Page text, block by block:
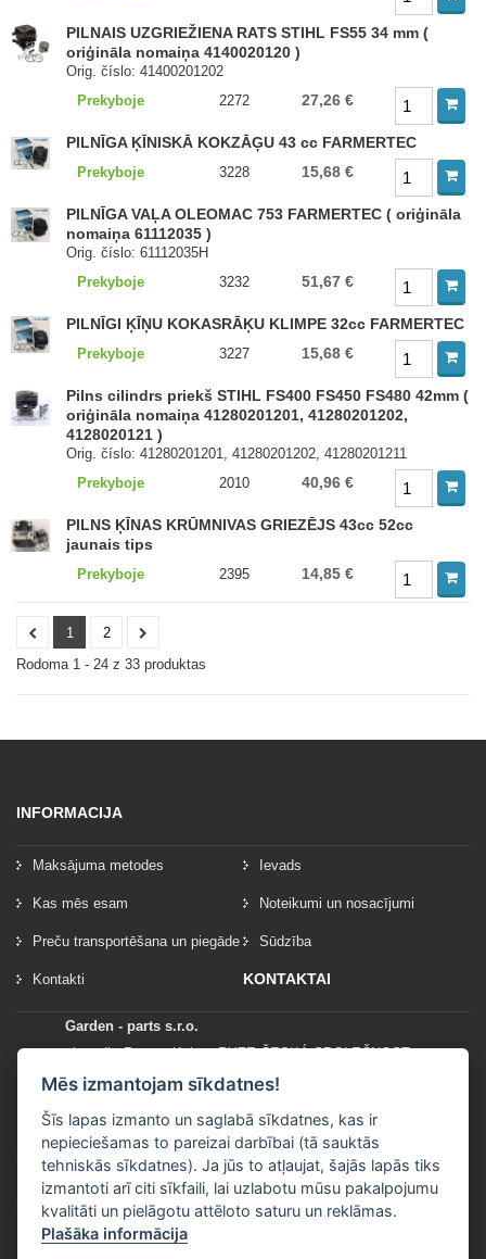
PILNAIS UZGRIEŽIENA RATS STIHL FS55 34 mm (
oriģināla nomaiņa 4140020120 )
Orig. číslo: 41400201202
Prekyboje
2272 27,26 €
PILNĪGA ĶĪNISKĀ KOKZĀĢU 43 cc FARMERTEC
Prekyboje 3228 15,68 €
PILNĪGA VAĻA OLEOMAC 753 FARMERTEC ( oriģināla
nomaiņa 61112035 )
Orig. číslo: 61112035H
Prekyboje
3232 51,67 €
PILNĪGI ĶĪŅU KOKASRĀĶU KLIMPE 32cc FARMERTEC
Prekyboje 3227 15,68 €
Pilns cilindrs priekš STIHL FS400 FS450 FS480 42mm (
oriģināla nomaiņa 41280201201, 41280201202,
4128020121 )
Orig. číslo: 41280201201, 41280201202, 41280201211
Prekyboje
2010 40,96 €
PILNS ĶĪNAS KRŪMNIVAS GRIEZĒJS 43cc 52cc
jaunais tips
Prekyboje 2395 14,85 €
1
2
Rodoma 1 - 24 z 33 produktas
INFORMACIJA
Maksājuma metodes Ievads
Kas mēs esam Noteikumi un nosacījumi
Preču transportēšana un piegāde Sūdzība
Kontakti KONTAKTAI
Garden - parts s.r.o.
vlastník: Roman Kylar - RYZE ČESKÁ SPOLEČNOST
Mladějov na Moravě 153
+420 777 96 96 03
info@garden-parts.cz
Mēs izmantojam sīkdatnes!
Šīs lapas izmanto un saglabā sīkdatnes, kas ir
nepieciešamas to pareizai darbībai (tā sauktās
tehniskās sīkdatnes). Ja jūs to atļaujat, šajās lapās tiks
izmantoti arī citi sīkfaili, lai uzlabotu mūsu pakalpojumu
kvalitāti un pielāgotu attēloto saturu un reklāmas.
Plašāka informācija